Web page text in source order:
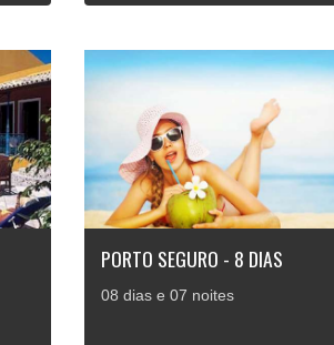
PORTO SEGURO - 8 DIAS
08 dias e 07 noites